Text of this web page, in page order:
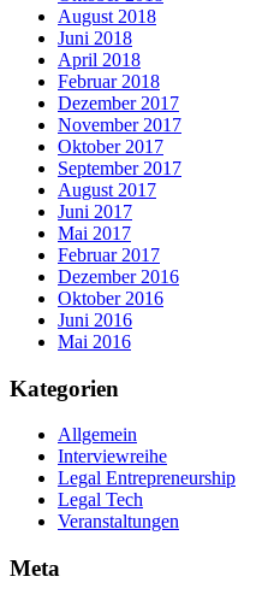
August 2018
Juni 2018
April 2018
Februar 2018
Dezember 2017
November 2017
Oktober 2017
September 2017
August 2017
Juni 2017
Mai 2017
Februar 2017
Dezember 2016
Oktober 2016
Juni 2016
Mai 2016
Kategorien
Allgemein
Interviewreihe
Legal Entrepreneurship
Legal Tech
Veranstaltungen
Meta